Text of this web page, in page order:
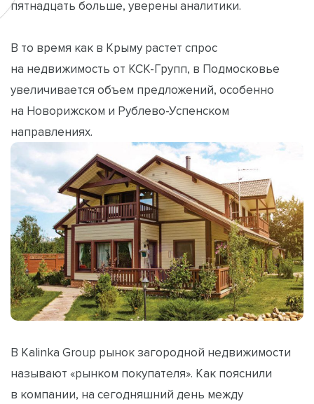
пятнадцать больше, уверены аналитики.
В то время как в Крыму растет спрос
на недвижимость от КСК-Групп, в Подмосковье
увеличивается объем предложений, особенно
на Новорижском и Рублево-Успенском
направлениях.
В Kalinka Group рынок загородной недвижимости
называют «рынком покупателя». Как пояснили
в компании, на сегодняшний день между